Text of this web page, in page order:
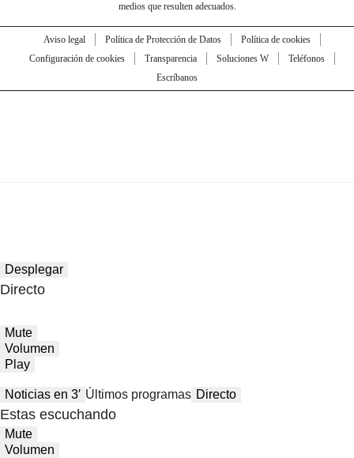
medios que resulten adecuados.
Aviso legal Política de Protección de Datos
Política de cookies
Configuración de cookies
Transparencia Soluciones W
Teléfonos
Escríbanos
Desplegar
Directo
Mute
Volumen
Play
Noticias en 3′ Últimos programas Directo
Estas escuchando
Mute
Volumen